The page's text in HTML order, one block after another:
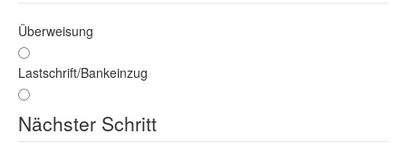
Überweisung
Lastschrift/Bankeinzug
Nächster Schritt